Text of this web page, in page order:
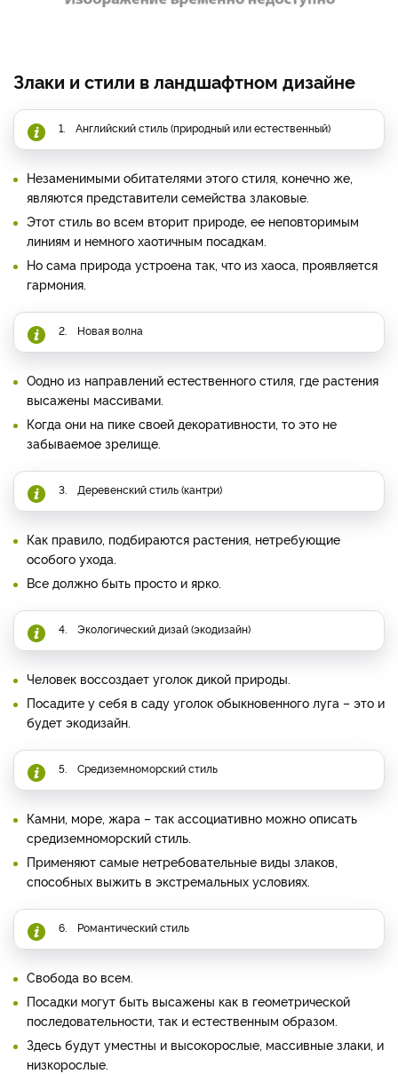
Злаки и стили в ландшафтном дизайне
1. Английский стиль (природный или естественный)
Незаменимыми обитателями этого стиля, конечно же,
являются представители семейства злаковые.
Этот стиль во всем вторит природе, ее неповторимым
линиям и немного хаотичным посадкам.
Но сама природа устроена так, что из хаоса, проявляется
гармония.
2. Новая волна
Оодно из направлений естественного стиля, где растения
высажены массивами.
Когда они на пике своей декоративности, то это не
забываемое зрелище.
3. Деревенский стиль (кантри)
Как правило, подбираются растения, нетребующие
особого ухода.
Все должно быть просто и ярко.
4. Экологический дизай (экодизайн)
Человек воссоздает уголок дикой природы.
Посадите у себя в саду уголок обыкновенного луга – это и
будет экодизайн.
5. Средиземноморский стиль
Камни, море, жара – так ассоциативно можно описать
средиземноморский стиль.
Применяют самые нетребовательные виды злаков,
способных выжить в экстремальных условиях.
6. Романтический стиль
Свобода во всем.
Посадки могут быть высажены как в геометрической
последовательности, так и естественным образом.
Здесь будут уместны и высокорослые, массивные злаки, и
низкорослые.